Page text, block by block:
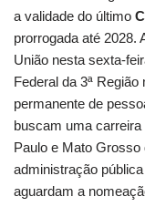
a validade do último
prorrogada até 2028.
União nesta sexta-
Federal da 3ª
permanente de
buscam uma
Paulo e Mato
administração
aguardam a